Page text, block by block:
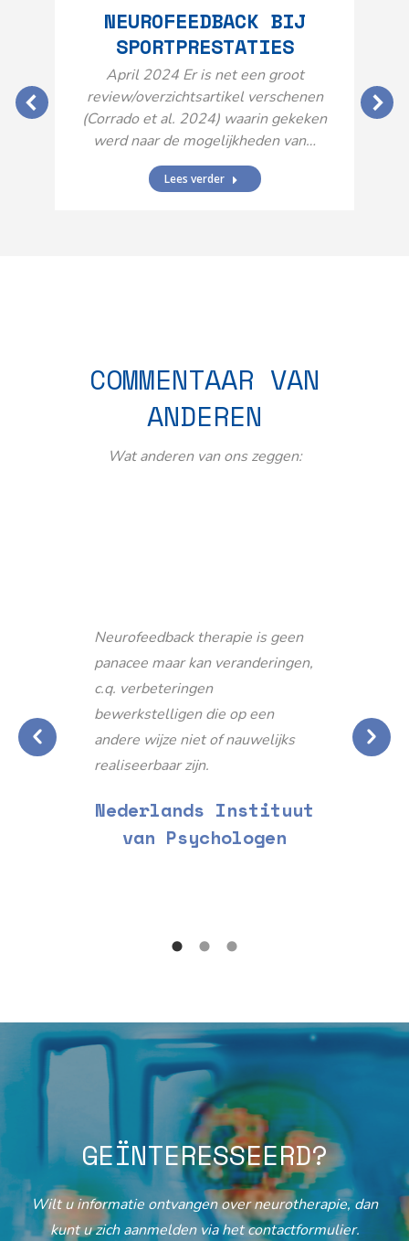
NEUROFEEDBACK BIJ
SPORTPRESTATIES
April 2024 Er is net een groot
review/overzichtsartikel verschenen
(Corrado et al. 2024) waarin gekeken
werd naar de mogelijkheden van…
Lees verder
COMMENTAAR VAN
ANDEREN
Wat anderen van ons zeggen:
Neurofeedback therapie is geen
panacee maar kan veranderingen,
c.q. verbeteringen
bewerkstelligen die op een
andere wijze niet of nauwelijks
realiseerbaar zijn.
Nederlands Instituut
van Psychologen
GEÏNTERESSEERD?
Wilt u informatie ontvangen over neurotherapie, dan
kunt u zich aanmelden via het contactformulier.